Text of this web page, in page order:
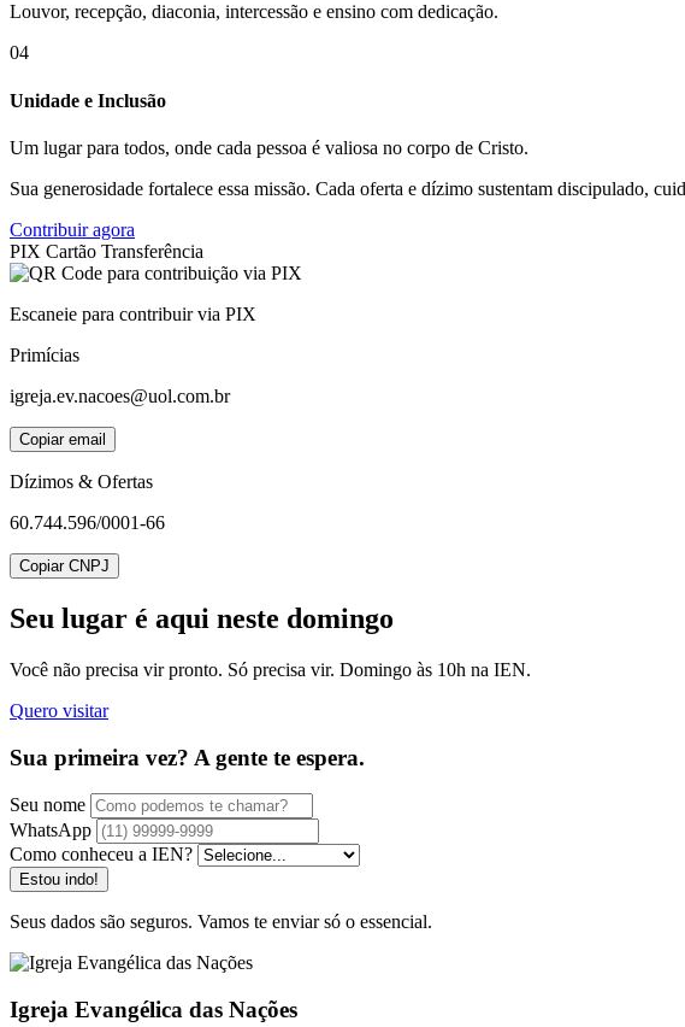
Louvor, recepção, diaconia, intercessão e ensino com dedicação.
04
Unidade e Inclusão
Um lugar para todos, onde cada pessoa é valiosa no corpo de Cristo.
Sua generosidade fortalece essa missão. Cada oferta e dízimo sustentam discipulado,
Contribuir agora
PIX Cartão Transferência
Escaneie para contribuir via PIX
Primícias
igreja.ev.nacoes@uol.com.br
Copiar email
Dízimos & Ofertas
60.744.596/0001-66
Copiar CNPJ
Seu lugar é aqui neste domingo
Você não precisa vir pronto. Só precisa vir. Domingo às 10h na IEN.
Quero visitar
Sua primeira vez? A gente te espera.
Seu nome
WhatsApp
Como conheceu a IEN?
Estou indo!
Seus dados são seguros. Vamos te enviar só o essencial.
Igreja Evangélica das Nações